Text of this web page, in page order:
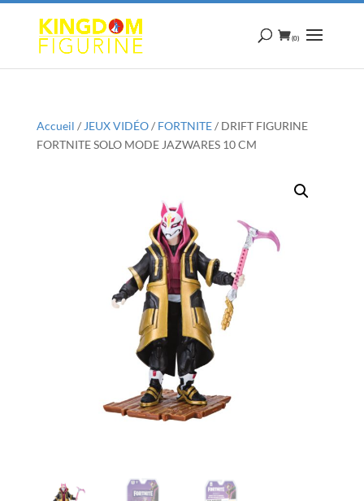
(0)
Accueil / JEUX VIDÉO/ FORTNITE/ DRIFT FIGURINE
FORTNITE SOLO MODE JAZWARES 10 CM